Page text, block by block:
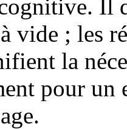
Il
vide ; les
la
pour